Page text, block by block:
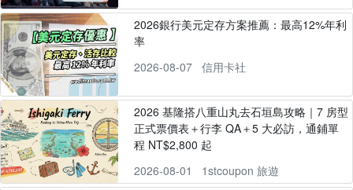
2026銀行美元定存方案推薦：最高12%年利
率
2026-08-07
信用卡社
2026 基隆搭八重山丸去石垣島攻略｜7 房型
正式票價表＋行李 QA＋5 大必訪，通鋪單
程 NT$2,800 起
2026-08-01
1stcoupon 旅遊